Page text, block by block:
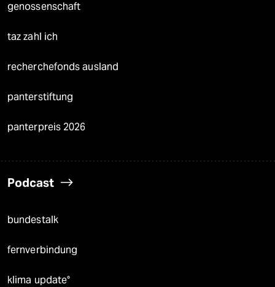
genossenschaft
taz zahl ich
recherchefonds ausland
panterstiftung
panterpreis 2026
Podcast
bundestalk
fernverbindung
klima update°